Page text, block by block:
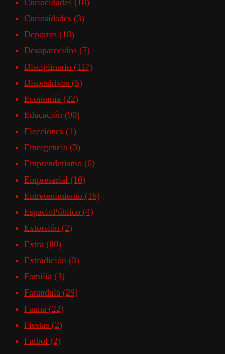
Curiocidades (18)
Curiosidades (3)
Deportes (18)
Desaparecidos (7)
Disciplinario (117)
Dispositivos (5)
Economía (22)
Educación (90)
Elecciones (1)
Emergencia (3)
Emprenderismo (6)
Empresarial (10)
Entretenimiento (16)
EspacioPúblico (4)
Extorsión (2)
Extra (80)
Extradición (3)
Familia (3)
Farandula (29)
Fauna (22)
Fiestas (2)
Futbol (2)